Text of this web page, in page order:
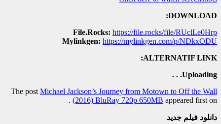
DOWNLOAD:
File.Rocks: https://file.rocks/file/RUclLe0Hrp
Mylinkgen: https://mylinkgen.com/p/NDkxODU
ALTERNATIF LINK:
Uploading. . .
The post Michael Jackson’s Journey from Motown to Off the Wall
(2016) BluRay 720p 650MB appeared first on
.
دانلود فیلم جدید